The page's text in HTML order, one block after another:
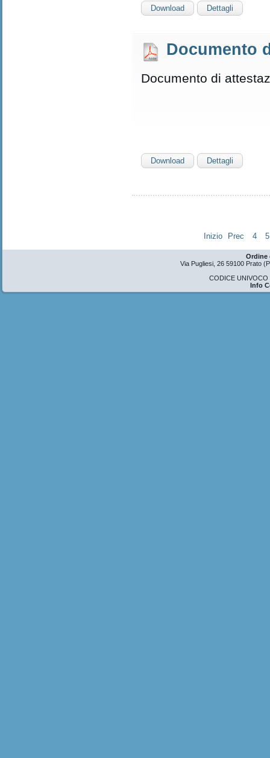
Download Dettagli
Documento
Documento di
Download Dettagli
Inizio Prec 4 5
Ordine
Via Pugliesi, 26 59100 Prato
CODICE
Info